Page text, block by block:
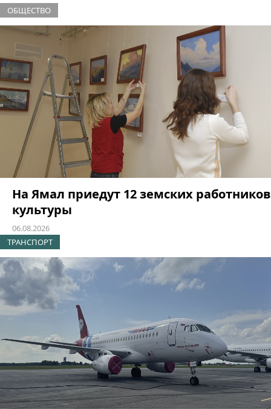
ОБЩЕСТВО
На Ямал приедут 12 земских работников
культуры
06.08.2026
ТРАНСПОРТ